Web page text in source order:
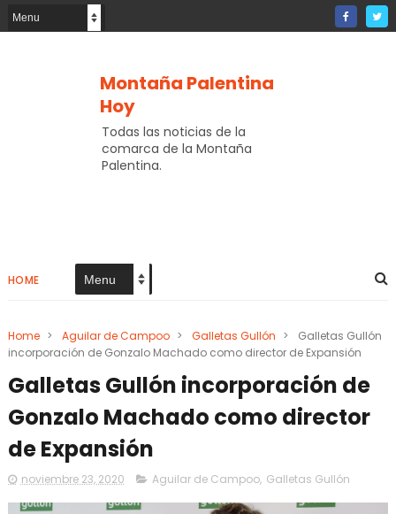
Montaña Palentina
Hoy
Todas las noticias de la
comarca de la Montaña
Palentina.
HOME
Home > Aguilar de Campoo > Galletas Gullón >
Galletas Gullón
incorporación de Gonzalo Machado como director de Expansión
Galletas Gullón incorporación de
Gonzalo Machado como director
de Expansión
noviembre 23, 2020 Aguilar de Campoo, Galletas Gullón